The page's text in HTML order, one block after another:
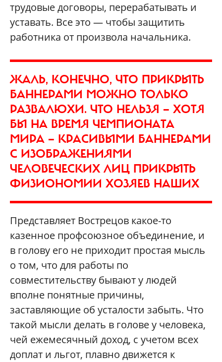
трудовые договоры, перерабатывать и
уставать. Все это — чтобы защитить
работника от произвола начальника.
ЖАЛЬ, КОНЕЧНО, ЧТО ПРИКРЫТЬ
БАННЕРАМИ МОЖНО ТОЛЬКО
РАЗВАЛЮХИ. ЧТО НЕЛЬЗЯ — ХОТЯ
БЫ НА ВРЕМЯ ЧЕМПИОНАТА
МИРА — КРАСИВЫМИ БАННЕРАМИ
С ИЗОБРАЖЕНИЯМИ
ЧЕЛОВЕЧЕСКИХ ЛИЦ ПРИКРЫТЬ
ФИЗИОНОМИИ ХОЗЯЕВ НАШИХ
Представляет Вострецов какое-то
казенное профсоюзное объединение, и
в голову его не приходит простая мысль
о том, что для работы по
совместительству бывают у людей
вполне понятные причины,
заставляющие об усталости забыть. Что
такой мысли делать в голове у человека,
чей ежемесячный доход, с учетом всех
доплат и льгот, плавно движется к